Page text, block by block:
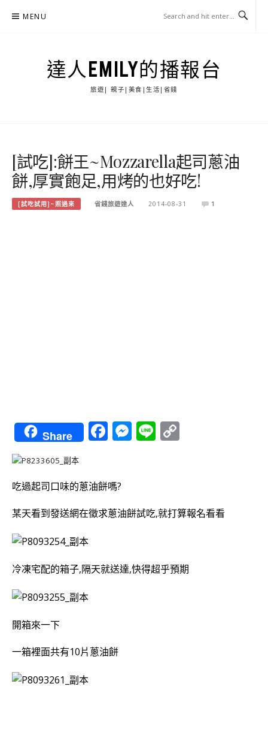
MENU
達人EMILY的播報台
旅遊| 親子|美食|生活|省錢
[試吃]:餅王~Mozzarella起司蔥油
餅,厚實飽足,用烤的也好吃!
[試吃試用]~照過來 省錢旅遊達人 2014-08-31 1
Share Facebook
Messenger
Line
吃過起司口味的蔥油餅嗎?
某天看到發送網在徵求蔥油餅試吃,就打算報名看看
冷凍宅配的箱子,隔天就送達,快得超乎預期
開箱來一下
一箱裡面共有10片蔥油餅